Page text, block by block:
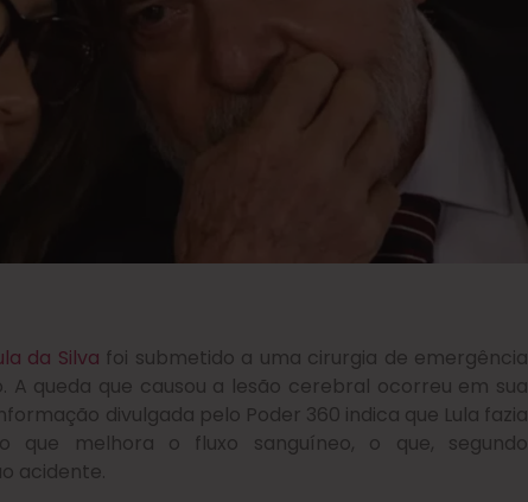
da Silva foi submetido a uma cirurgia de emergência
queda que causou a lesão cerebral ocorreu em sua
divulgada pelo Poder 360 indica que Lula fazia
que melhora o fluxo sanguíneo, o que, segundo
acidente.